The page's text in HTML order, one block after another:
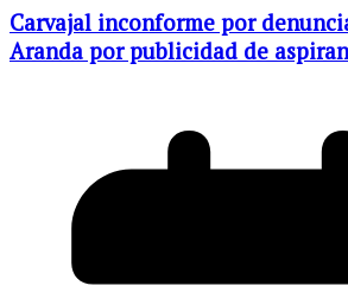
Carvajal inconforme por
Aranda por publicidad de